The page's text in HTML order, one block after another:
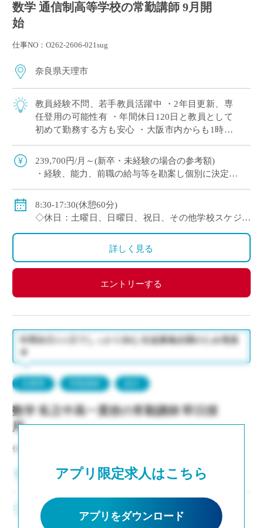
数学 通信制高等学校の常勤講師 9月開
始
仕事NO：O262-2606-021sug
奈良県天理市
教員経験不問、若手教員活躍中 ・2年目更新、専
任登用の可能性有 ・年間休日120日と教員として
初めて勤務する方も安心 ・大阪市内からも1時間
程度で通勤可（最寄駅から徒歩すぐ） 通信制高校
では、一人ひとりの個性や目標に合わ […]
239,700円/月～(新卒・未経験の場合の参考額)
・経験、能⼒、前職の給与等を勘案し個別に決定
＜年収モデル例＞
・450万円／経験3年：30歳（⽉給24万1300円＋賞与＋
他⼿当）
・500万円／経験6年：33歳（⽉給24万7900円＋賞与＋
◇賞与：有
◇保険：私学共済、雇用保険、労災保険
8:30-17:30(休憩60分)
◇休日：土曜日、日曜日、祝日、その他学校スケジュ
ールによる
・年間休日120日のシフト制
詳しく見る
エントリーする
アプリ限定求人はこちら
アプリをダウンロード
年間休日111日でしっかり休む/生徒募集好調のため増員
★
数学 私立中高一貫校の常勤講師 即日採
用
仕事NO：非公開
兵庫県神戸市中央区
2～3年後の専任登用も見据えた採用です ・モデル
年収310万円～550万円(ご経験等による) ・新卒お